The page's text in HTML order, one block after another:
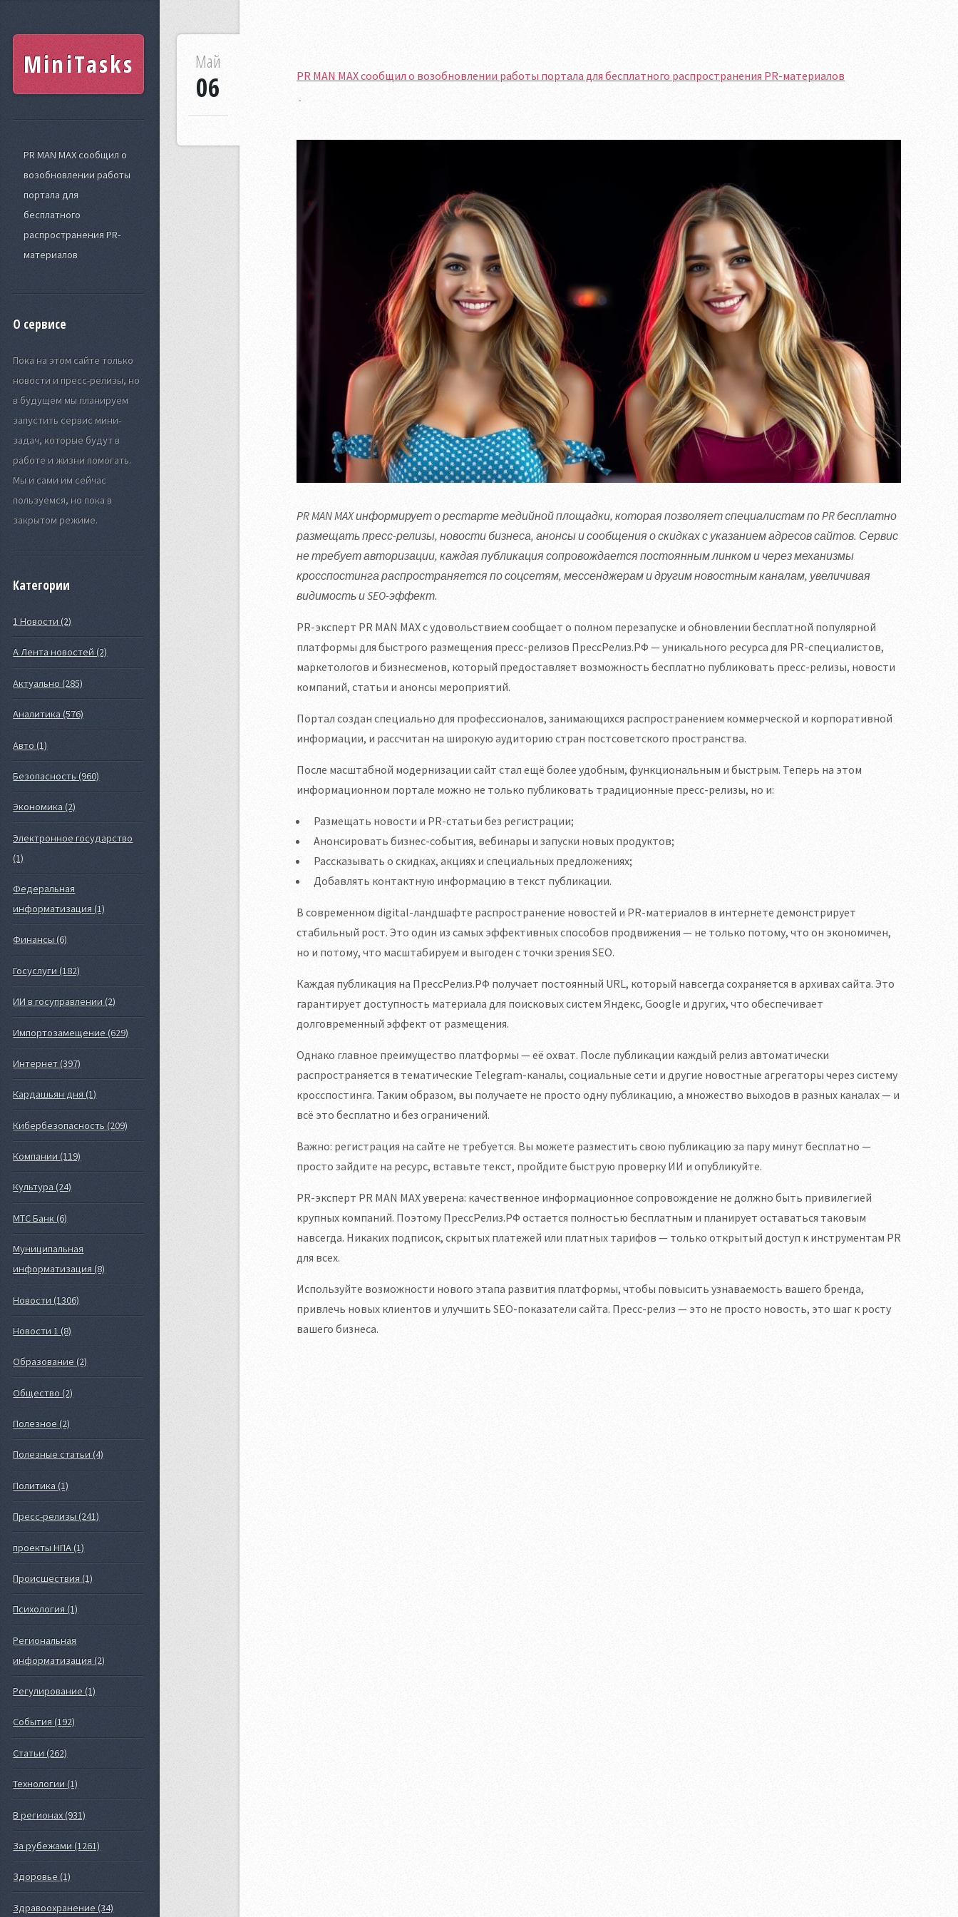
MiniTasks
PR MAN MAX сообщил о
возобновлении работы
портала для
бесплатного
распространения PR-
материалов
О сервисе
Пока на этом сайте только
новости и пресс-релизы, но
в будущем мы планируем
запустить сервис мини-
задач, которые будут в
работе и жизни помогать.
Мы и сами им сейчас
пользуемся, но пока в
закрытом режиме.
Категории
1 Новости (2)
А Лента новостей (2)
Актуально (285)
Аналитика (576)
Авто (1)
Безопасность (960)
Экономика (2)
Электронное государство
(1)
Федеральная
информатизация (1)
Финансы (6)
Госуслуги (182)
ИИ в госуправлении (2)
Импортозамещение (629)
Интернет (397)
Кардашьян дня (1)
Кибербезопасность (209)
Компании (119)
Культура (24)
МТС Банк (6)
Муниципальная
информатизация (8)
Новости (1306)
Новости 1 (8)
Образование (2)
Общество (2)
Полезное (2)
Полезные статьи (4)
Политика (1)
Пресс-релизы (241)
проекты НПА (1)
Происшествия (1)
Психология (1)
Региональная
информатизация (2)
Регулирование (1)
События (192)
Статьи (262)
Технологии (1)
В регионах (931)
За рубежами (1261)
Здоровье (1)
Здравоохранение (34)
PR MAN MAX сообщил о возобновлении работы портала для бесплатного распространения PR-материалов
Май
06
PR MAN MAX информирует о рестарте медийной площадки, которая позволяет специалистам по PR бесплатно
размещать пресс-релизы, новости бизнеса, анонсы и сообщения о скидках с указанием адресов сайтов. Сервис
не требует авторизации, каждая публикация сопровождается постоянным линком и через механизмы
кросспостинга распространяется по соцсетям, мессенджерам и другим новостным каналам, увеличивая
видимость и SEO-эффект.
PR-эксперт PR MAN MAX с удовольствием сообщает о полном перезапуске и обновлении бесплатной популярной
платформы для быстрого размещения пресс-релизов ПрессРелиз.РФ — уникального ресурса для PR-специалистов,
маркетологов и бизнесменов, который предоставляет возможность бесплатно публиковать пресс-релизы, новости
компаний, статьи и анонсы мероприятий.
Портал создан специально для профессионалов, занимающихся распространением коммерческой и корпоративной
информации, и рассчитан на широкую аудиторию стран постсоветского пространства.
После масштабной модернизации сайт стал ещё более удобным, функциональным и быстрым. Теперь на этом
информационном портале можно не только публиковать традиционные пресс-релизы, но и:
Размещать новости и PR-статьи без регистрации;
Анонсировать бизнес-события, вебинары и запуски новых продуктов;
Рассказывать о скидках, акциях и специальных предложениях;
Добавлять контактную информацию в текст публикации.
В современном digital-ландшафте распространение новостей и PR-материалов в интернете демонстрирует
стабильный рост. Это один из самых эффективных способов продвижения — не только потому, что он экономичен,
но и потому, что масштабируем и выгоден с точки зрения SEO.
Каждая публикация на ПрессРелиз.РФ получает постоянный URL, который навсегда сохраняется в архивах сайта. Это
гарантирует доступность материала для поисковых систем Яндекс, Google и других, что обеспечивает
долговременный эффект от размещения.
Однако главное преимущество платформы — её охват. После публикации каждый релиз автоматически
распространяется в тематические Telegram-каналы, социальные сети и другие новостные агрегаторы через систему
кросспостинга. Таким образом, вы получаете не просто одну публикацию, а множество выходов в разных каналах — и
всё это бесплатно и без ограничений.
Важно: регистрация на сайте не требуется. Вы можете разместить свою публикацию за пару минут бесплатно —
просто зайдите на ресурс, вставьте текст, пройдите быструю проверку ИИ и опубликуйте.
PR-эксперт PR MAN MAX уверена: качественное информационное сопровождение не должно быть привилегией
крупных компаний. Поэтому ПрессРелиз.РФ остается полностью бесплатным и планирует оставаться таковым
навсегда. Никаких подписок, скрытых платежей или платных тарифов — только открытый доступ к инструментам PR
для всех.
Используйте возможности нового этапа развития платформы, чтобы повысить узнаваемость вашего бренда,
привлечь новых клиентов и улучшить SEO-показатели сайта. Пресс-релиз — это не просто новость, это шаг к росту
вашего бизнеса.